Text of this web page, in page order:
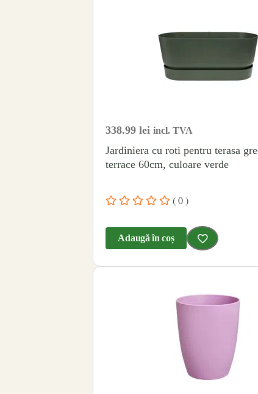
338.99lei incl. TVA
Jardiniera cu roti pentru terasa
terrace 60cm, culoare verde
( 0 )
Adaugă în coș